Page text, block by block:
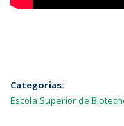
Categorias:
Escola Superior de